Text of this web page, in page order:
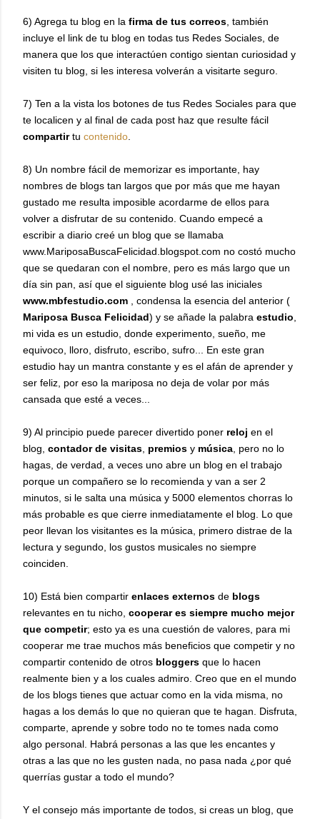
6) Agrega tu blog en la firma de tus correos , también
incluye el link de tu blog en todas tus Redes Sociales, de
manera que los que interactúen contigo sientan curiosidad y
visiten tu blog, si les interesa volverán a visitarte seguro.
7) Ten a la vista los botones de tus Redes Sociales para que
te localicen y al final de cada post haz que resulte fácil
compartirtu contenido
8) Un nombre fácil de memorizar es importante, hay
nombres de blogs tan largos que por más que me hayan
gustado me resulta imposible acordarme de ellos para
volver a disfrutar de su contenido. Cuando empecé a
escribir a diario creé un blog que se llamaba
www.MariposaBuscaFelicidad.blogspot.com no costó mucho
que se quedaran con el nombre, pero es más largo que un
día sin pan, así que el siguiente blog usé las iniciales
www.mbfestudio.com , condensa la esencia del anterior (
Mariposa Busca Felicidad) y se añade la palabra estudio
mi vida es un estudio, donde experimento, sueño, me
equivoco, lloro, disfruto, escribo, sufro... En este gran
estudio hay un mantra constante y es el afán de aprender y
ser feliz, por eso la mariposa no deja de volar por más
cansada que esté a veces...
9) Al principio puede parecer divertido poner reloj en el
blog, contador de visitas premios y música , pero no lo
hagas, de verdad, a veces uno abre un blog en el trabajo
porque un compañero se lo recomienda y van a ser 2
minutos, si le salta una música y 5000 elementos chorras lo
más probable es que cierre inmediatamente el blog. Lo que
peor llevan los visitantes es la música, primero distrae de la
lectura y segundo, los gustos musicales no siempre
coinciden.
10) Está bien compartir enlaces externos de blogs
relevantes en tu nicho, cooperar es siempre mucho mejor
que competir; esto ya es una cuestión de valores, para mi
cooperar me trae muchos más beneficios que competir y no
compartir contenido de otros bloggers que lo hacen
realmente bien y a los cuales admiro. Creo que en el mundo
de los blogs tienes que actuar como en la vida misma, no
hagas a los demás lo que no quieran que te hagan. Disfruta,
comparte, aprende y sobre todo no te tomes nada como
algo personal. Habrá personas a las que les encantes y
otras a las que no les gusten nada, no pasa nada ¿por qué
querrías gustar a todo el mundo?
Y el consejo más importante de todos, si creas un blog, que